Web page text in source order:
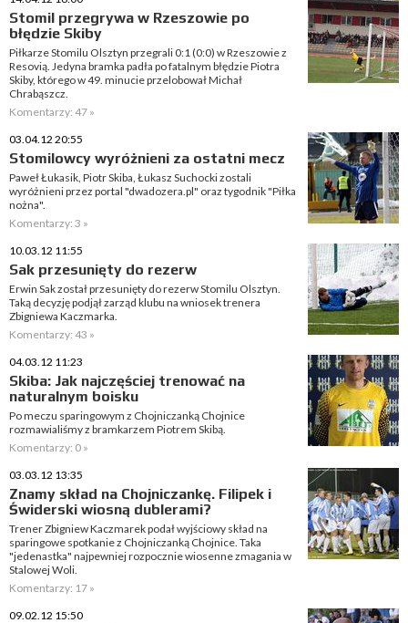
Stomil przegrywa w Rzeszowie po
błędzie Skiby
Piłkarze Stomilu Olsztyn przegrali 0:1 (0:0) w Rzeszowie z
Resovią. Jedyna bramka padła po fatalnym błędzie Piotra
Skiby, którego w 49. minucie przelobował Michał
Chrabąszcz.
Komentarzy: 47 »
03.04.12 20:55
Stomilowcy wyróżnieni za ostatni mecz
Paweł Łukasik, Piotr Skiba, Łukasz Suchocki zostali
wyróżnieni przez portal "dwadozera.pl" oraz tygodnik "Piłka
nożna".
Komentarzy: 3 »
10.03.12 11:55
Sak przesunięty do rezerw
Erwin Sak został przesunięty do rezerw Stomilu Olsztyn.
Taką decyzję podjął zarząd klubu na wniosek trenera
Zbigniewa Kaczmarka.
Komentarzy: 43 »
04.03.12 11:23
Skiba: Jak najczęściej trenować na
naturalnym boisku
Po meczu sparingowym z Chojniczanką Chojnice
rozmawialiśmy z bramkarzem Piotrem Skibą.
Komentarzy: 0 »
03.03.12 13:35
Znamy skład na Chojniczankę. Filipek i
Świderski wiosną dublerami?
Trener Zbigniew Kaczmarek podał wyjściowy skład na
sparingowe spotkanie z Chojniczanką Chojnice. Taka
"jedenastka" najpewniej rozpocznie wiosenne zmagania w
Stalowej Woli.
Komentarzy: 17 »
09.02.12 15:50